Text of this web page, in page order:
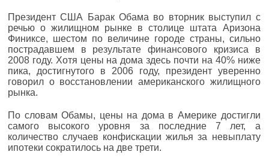
Президент США Барак Обама во вторник выступил с
речью о жилищном рынке в столице штата Аризона
Финиксе, шестом по величине городе страны, сильно
пострадавшем в результате финансового кризиса в
2008 году. Хотя цены на дома здесь почти на 40% ниже
пика, достигнутого в 2006 году, президент уверенно
говорил о восстановлении американского жилищного
рынка.
По словам Обамы, цены на дома в Америке достигли
самого высокого уровня за последние 7 лет, а
количество случаев конфискации жилья за невыплату
ипотеки сократилось на две трети.